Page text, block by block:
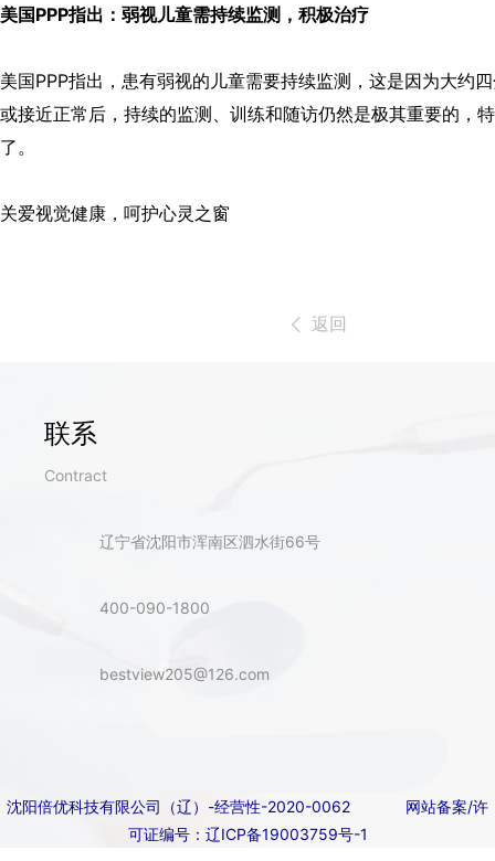
美国PPP指出：弱视儿童需持续监测，积极治疗
美国PPP指出，患有弱视的儿童需要持续监测，这是因为大约
或接近正常后，持续的监测、训练和随访仍然是极其重要的，
了。
关爱视觉健康，呵护心灵之窗
返回
联系
Contract
辽宁省沈阳市浑南区泗水街66号
400-090-1800
bestview205@126.com
沈阳倍优科技有限公司（辽）-经营性-2020-0062
网站备案/许
可证编号：辽ICP备19003759号-1